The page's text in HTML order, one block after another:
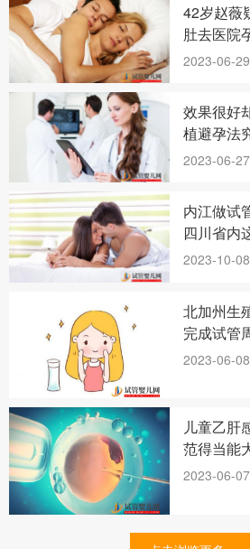
42岁赵薇
肚去医院
2023-06-29
效果很好
植避孕法
2023-06-27
内江做试
四川省内
2023-10-08
北加州生
完成试管
2023-06-08
儿童乙肝
范得当能
2023-06-07